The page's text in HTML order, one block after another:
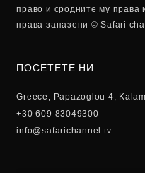
право и сродните му права
права запазени © Safari
ПОСЕТЕТЕ НИ
Greece, Papazoglou 4,
+30 609 83049300
info@safarichannel.tv